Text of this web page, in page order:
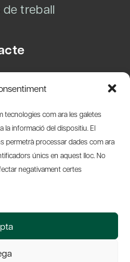
tecnologies com ara les galetes
la informació del dispositiu. El
permetrà processar dades com ara
únics en aquest lloc. No
negativament certes
de treball
d'Amics del País